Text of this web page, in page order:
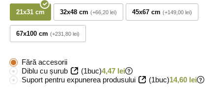
21x31 cm 32x48 cm +66,20 lei 45x67 cm +149,00 lei
67x100 cm +231,80 lei
Fără accesorii
Diblu cu șurub
(1buc)4,47 lei
Suport pentru expunerea produsului
(1buc)14,60 lei